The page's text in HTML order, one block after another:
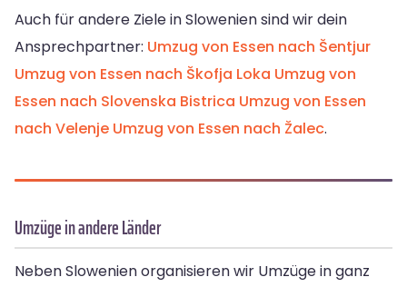
Auch für andere Ziele in Slowenien sind wir dein
Ansprechpartner: Umzug von Essen nach Šentjur
Umzug von Essen nach Škofja Loka Umzug von
Essen nach Slovenska Bistrica Umzug von Essen
nach Velenje Umzug von Essen nach Žalec.
Umzüge in andere Länder
Neben Slowenien organisieren wir Umzüge in ganz